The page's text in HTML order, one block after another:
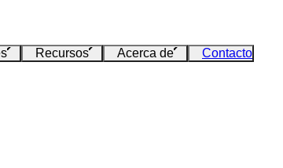
Recursos Acerca de Contacto